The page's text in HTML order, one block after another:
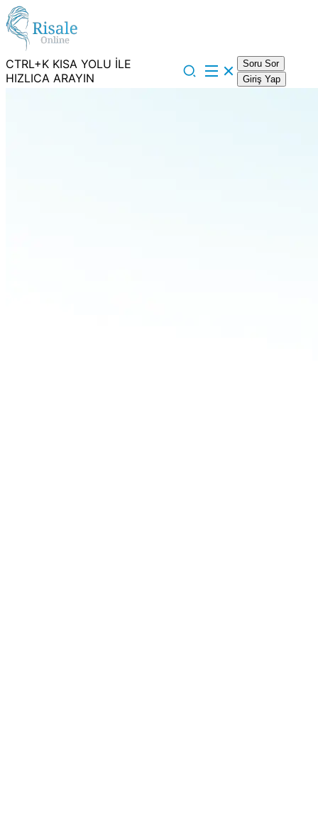
CTRL+K KISA YOLU İLE
HIZLICA ARAYIN
Soru Sor
Giriş Yap